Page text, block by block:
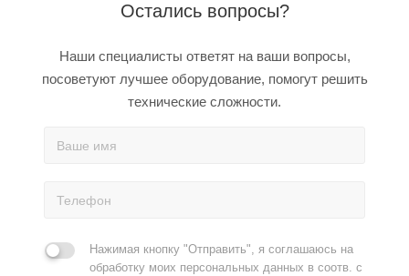
Остались вопросы?
Наши специалисты ответят на ваши вопросы,
посоветуют лучшее оборудование, помогут решить
технические сложности.
Нажимая кнопку "Отправить", я соглашаюсь на
обработку моих персональных данных в соотв. с